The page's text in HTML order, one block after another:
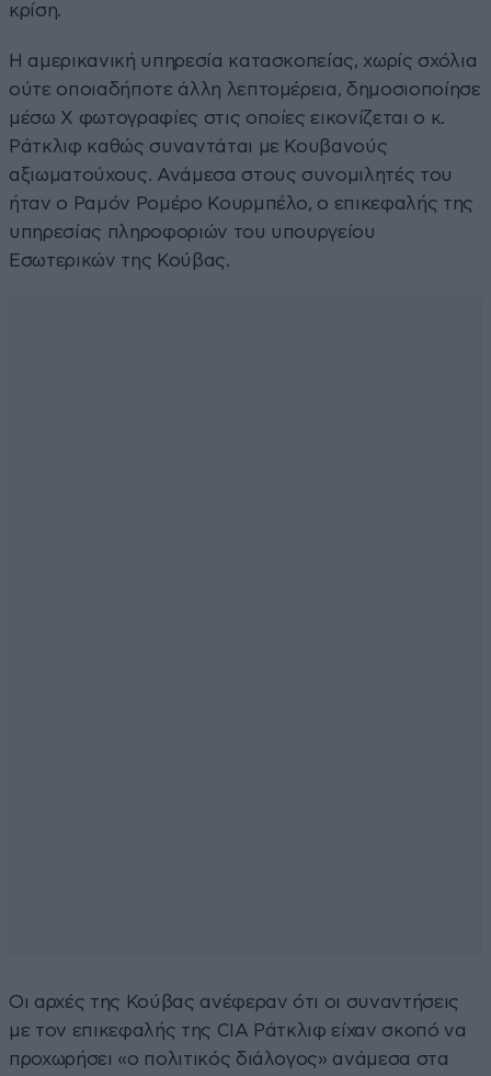
κρίση.
Η αμερικανική υπηρεσία κατασκοπείας, χωρίς σχόλια
ούτε οποιαδήποτε άλλη λεπτομέρεια, δημοσιοποίησε
μέσω X φωτογραφίες στις οποίες εικονίζεται ο κ.
Ράτκλιφ καθώς συναντάται με Κουβανούς
αξιωματούχους. Ανάμεσα στους συνομιλητές του
ήταν ο Ραμόν Ρομέρο Κουρμπέλο, ο επικεφαλής της
υπηρεσίας πληροφοριών του υπουργείου
Εσωτερικών της Κούβας.
Οι αρχές της Κούβας ανέφεραν ότι οι συναντήσεις
με τον επικεφαλής της CIA Ράτκλιφ είχαν σκοπό να
προχωρήσει «ο πολιτικός διάλογος» ανάμεσα στα